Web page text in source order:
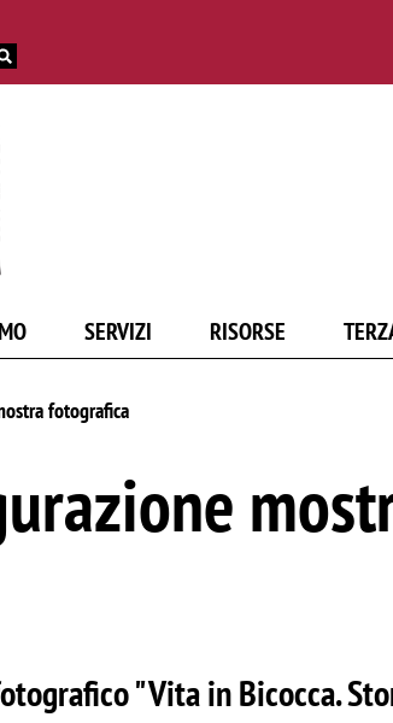
SERVIZI RISORSE
fotografica
"Vita in Bicocca.